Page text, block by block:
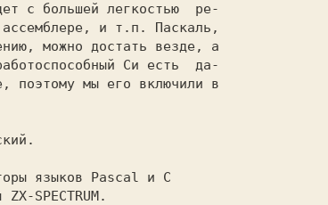
с большей легкостью  ре-
ассемблере, и т.п. Паскаль,
можно достать везде, а
Си есть  да-
поэтому мы его включили в
языков Pascal и C
ZX-SPECTRUM.